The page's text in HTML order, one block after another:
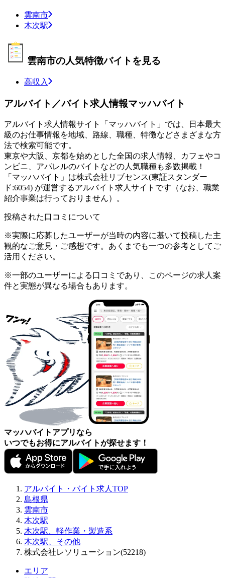
雲南市
木次駅
雲南市の人気特徴バイトを見る
高収入
アルバイト／バイト求人情報マッハバイト
アルバイト求人情報サイト「マッハバイト」では、日本最大
級のお仕事情報を地域、路線、職種、特徴などさまざまな方
法で検索可能です。
東京や大阪、京都を始めとした全国の求人情報、カフェやコ
ンビニ、アパレルのバイトなどの人気職種も多数掲載！
「マッハバイト」は株式会社リブセンス(東証スタンダー
ド:6054) が運営するアルバイト求人サイトです（なお、職業
紹介事業は行っておりません）。
投稿された口コミについて
※実際に応募したユーザーが当時の内容に基いて投稿した主
観的なご意見・ご感想です。あくまでも一つの参考としてご
活用ください。
※一部のユーザーによる口コミであり、このページの求人案
件と実態が異なる場合もあります。
マッハバイトアプリなら
いつでもお得にアルバイトが探せます！
アルバイト・バイト求人TOP
島根県
雲南市
木次駅
木次駅、軽作業・製造系
木次駅、その他
株式会社レソリューション(52218)
エリア